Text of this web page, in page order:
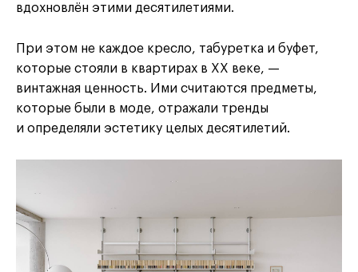
вдохновлён этими десятилетиями.
При этом не каждое кресло, табуретка и буфет,
которые стояли в квартирах в XX веке, —
винтажная ценность. Ими считаются предметы,
которые были в моде, отражали тренды
и определяли эстетику целых десятилетий.